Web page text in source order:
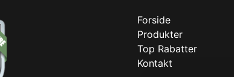
Forside
Produkter
Top Rabatter
Kontakt